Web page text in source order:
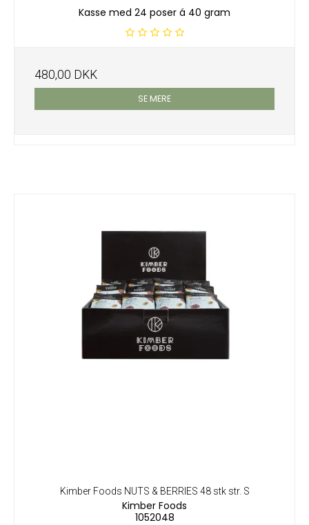
Kasse med 24 poser á 40 gram
480,00 DKK
SE MERE
Kimber Foods NUTS & BERRIES 48 stk str. S
Kimber Foods
1052048